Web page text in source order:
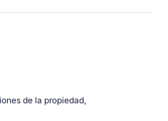
de la propiedad,